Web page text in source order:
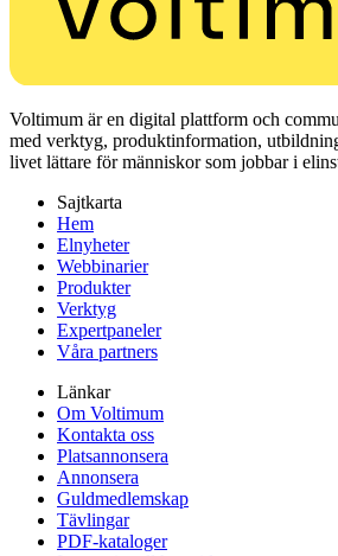
Voltimum är en digital plattform och
med verktyg, produktinformation,
livet lättare för människor som jobbar i
Sajtkarta
Hem
Elnyheter
Webbinarier
Produkter
Verktyg
Expertpaneler
Våra partners
Länkar
Om Voltimum
Kontakta oss
Platsannonsera
Annonsera
Guldmedlemskap
Tävlingar
PDF-kataloger